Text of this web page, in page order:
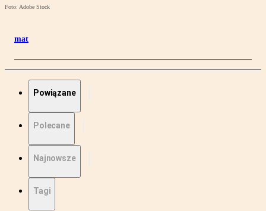
Foto: Adobe Stock
mat
Powiązane
Polecane
Najnowsze
Tagi